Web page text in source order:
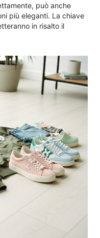
può anche
più eleganti. La chiave
in risalto il